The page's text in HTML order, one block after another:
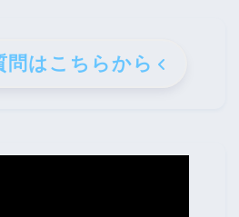
問はこちらから